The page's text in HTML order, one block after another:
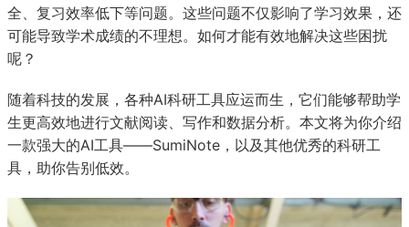
全、复习效率低下等问题。这些问题不仅影响了学习效果，还
可能导致学术成绩的不理想。如何才能有效地解决这些困扰
呢？
随着科技的发展，各种AI科研工具应运而生，它们能够帮助学
生更高效地进行文献阅读、写作和数据分析。本文将为你介绍
一款强大的AI工具——SumiNote，以及其他优秀的科研工
具，助你告别低效。